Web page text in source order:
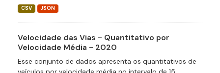
CSV JSON
Velocidade das Vias - Quantitativo por
Velocidade Média - 2020
Esse conjunto de dados apresenta os quantitativos de